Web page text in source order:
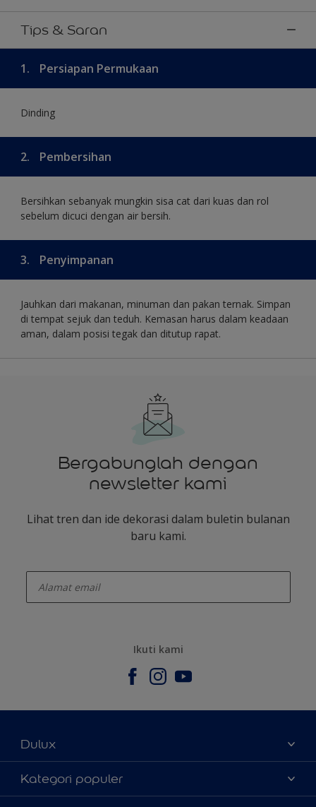
Tips & Saran
1. Persiapan Permukaan
Dinding
2. Pembersihan
Bersihkan sebanyak mungkin sisa cat dari kuas dan rol
sebelum dicuci dengan air bersih.
3. Penyimpanan
Jauhkan dari makanan, minuman dan pakan ternak. Simpan
di tempat sejuk dan teduh. Kemasan harus dalam keadaan
aman, dalam posisi tegak dan ditutup rapat.
Bergabunglah dengan
newsletter kami
Lihat tren dan ide dekorasi dalam buletin bulanan
baru kami.
Ikuti kami
Dulux
Tentang Kami
Contact us
Kategori populer